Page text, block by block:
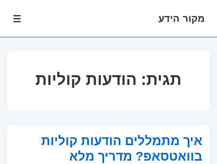
מקור הידע
תגית: הודעות קוליות
איך מתמללים הודעות קוליות
בוואטסאפ? מדריך מלא